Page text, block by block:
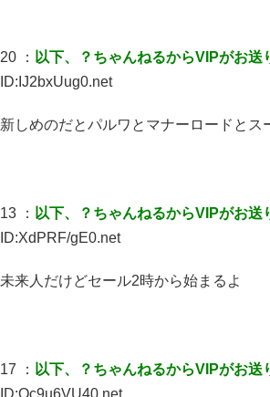
20 ： 以下、？ちゃんねるからVIPがお送
ID:IJ2bxUug0.net
新しめのだとパルワとマナーロードと
13 ： 以下、？ちゃんねるからVIPがお送
ID:XdPRF/gE0.net
未来人だけどセール2時から始まるよ
17 ： 以下、？ちゃんねるからVIPがお送
ID:Oc9u6VU40.net